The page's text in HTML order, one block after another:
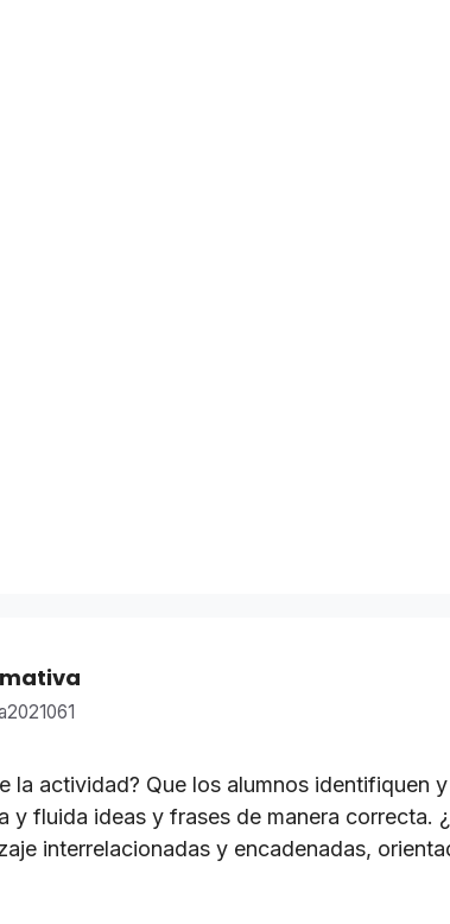
la actividad? Que los alumnos identifiquen
y fluida ideas y frases de manera
interrelacionadas y encadenadas,